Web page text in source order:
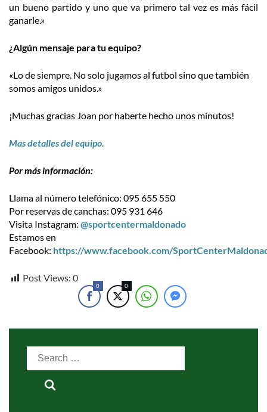
un bueno partido y uno que va primero tal vez es más fácil
ganarle.»
¿Algún mensaje para tu equipo?
«Lo de siempre. No solo jugamos al futbol sino que también
somos amigos unidos.»
¡Muchas gracias Joan por haberte hecho unos minutos!
Mas detalles del equipo.
Por más información:
Llama al número telefónico: 095 655 550
Por reservas de canchas: 095 931 646
Visita Instagram: @sportcentermaldonado
Estamos en
Facebook: https://www.facebook.com/
Post Views: 0
0 0
Search
for: